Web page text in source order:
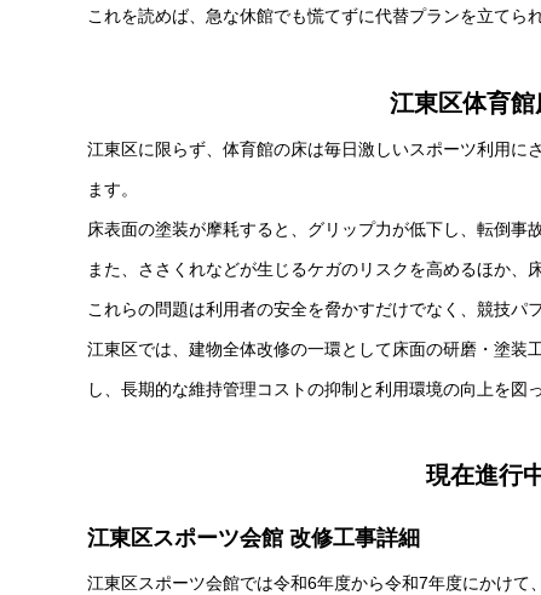
これを読めば、急な休館でも慌てずに代替プランを立てら
江東区体育
江東区に限らず、体育館の床は毎日激しいスポーツ利用に
ます。
床表面の塗装が摩耗すると、グリップ力が低下し、転倒事
また、ささくれなどが生じるケガのリスクを高めるほか、
これらの問題は利用者の安全を脅かすだけでなく、競技パ
江東区では、建物全体改修の一環として床面の研磨・塗
し、長期的な維持管理コストの抑制と利用環境の向上を図
現在進行
江東区スポーツ会館 改修工事詳細
江東区スポーツ会館では令和6年度から令和7年度にかけて